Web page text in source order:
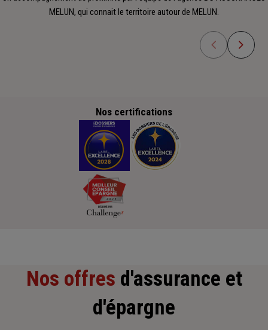
MELUN, qui connait le territoire autour de MELUN.
Nos certifications
Nos offres d'assurance et
d'épargne